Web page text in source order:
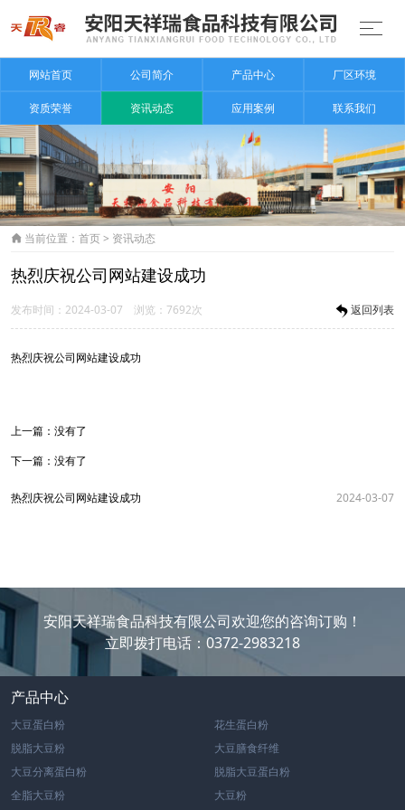
网站首页 公司简介 产品中心 厂区环境
资质荣誉 资讯动态 应用案例 联系我们
 当前位置： 首页> 资讯动态
热烈庆祝公司网站建设成功
发布时间：2024-03-07 浏览：7692次 返回列表
热烈庆祝公司网站建设成功
上一篇： 没有了
下一篇： 没有了
热烈庆祝公司网站建设成功 2024-03-07
安阳天祥瑞食品科技有限公司欢迎您的咨询订购！
立即拨打电话：0372-2983218
产品中心
大豆蛋白粉
花生蛋白粉
脱脂大豆粉
大豆膳食纤维
大豆分离蛋白粉
脱脂大豆蛋白粉
全脂大豆粉
大豆粉